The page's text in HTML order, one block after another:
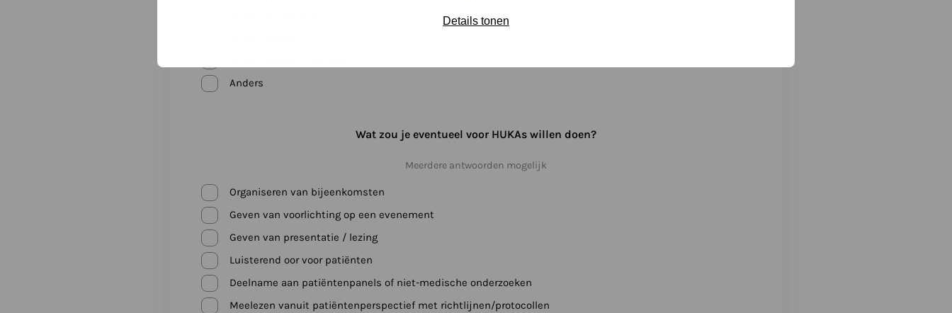
Details tonen
Anders
Wat zou je eventueel voor HUKAs willen doen?
Meerdere antwoorden mogelijk
Organiseren van bijeenkomsten
Geven van voorlichting op een evenement
Geven van presentatie / lezing
Luisterend oor voor patiënten
Deelname aan patiëntenpanels of niet-medische onderzoeken
Meelezen vanuit patiëntenperspectief met richtlijnen/protocollen